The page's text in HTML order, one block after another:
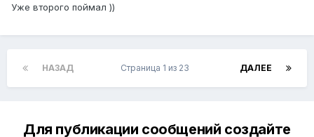
Уже второго поймал ))
НАЗАД ДАЛЕЕ
Страница 1 из 23
Для публикации сообщений создайте